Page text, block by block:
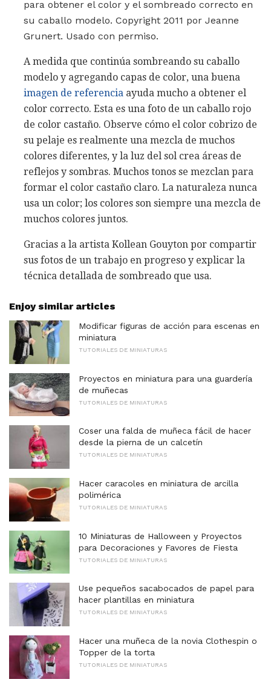
para obtener el color y el sombreado correcto en
su caballo modelo. Copyright 2011 por Jeanne
Grunert. Usado con permiso.
A medida que continúa sombreando su caballo
modelo y agregando capas de color, una buena
imagen de referencia ayuda mucho a obtener el
color correcto. Esta es una foto de un caballo rojo
de color castaño. Observe cómo el color cobrizo de
su pelaje es realmente una mezcla de muchos
colores diferentes, y la luz del sol crea áreas de
reflejos y sombras. Muchos tonos se mezclan para
formar el color castaño claro. La naturaleza nunca
usa un color; los colores son siempre una mezcla de
muchos colores juntos.
Gracias a la artista Kollean Gouyton por compartir
sus fotos de un trabajo en progreso y explicar la
técnica detallada de sombreado que usa.
Enjoy similar articles
Modificar figuras de acción para escenas en
miniatura
TUTORIALES DE MINIATURAS
Proyectos en miniatura para una guardería
de muñecas
TUTORIALES DE MINIATURAS
Coser una falda de muñeca fácil de hacer
desde la pierna de un calcetín
TUTORIALES DE MINIATURAS
Hacer caracoles en miniatura de arcilla
polimérica
TUTORIALES DE MINIATURAS
10 Miniaturas de Halloween y Proyectos
para Decoraciones y Favores de Fiesta
TUTORIALES DE MINIATURAS
Use pequeños sacabocados de papel para
hacer plantillas en miniatura
TUTORIALES DE MINIATURAS
Hacer una muñeca de la novia Clothespin o
Topper de la torta
TUTORIALES DE MINIATURAS